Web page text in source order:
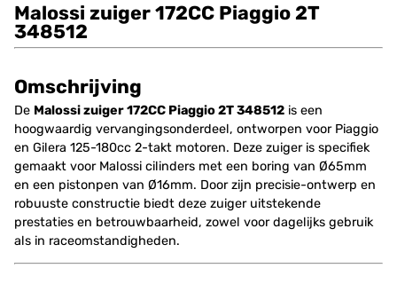
Malossi zuiger 172CC Piaggio 2T
348512
Omschrijving
De Malossi zuiger 172CC Piaggio 2T 348512 is een
hoogwaardig vervangingsonderdeel, ontworpen voor Piaggio
en Gilera 125-180cc 2-takt motoren. Deze zuiger is specifiek
gemaakt voor Malossi cilinders met een boring van Ø65mm
en een pistonpen van Ø16mm. Door zijn precisie-ontwerp en
robuuste constructie biedt deze zuiger uitstekende
prestaties en betrouwbaarheid, zowel voor dagelijks gebruik
als in raceomstandigheden.